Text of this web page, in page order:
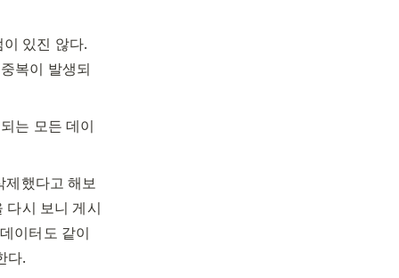
있진 않다.
복이 발생되
는 모든 데이
제했다고 해보
다시 보니 게시
이터도 같이
다.